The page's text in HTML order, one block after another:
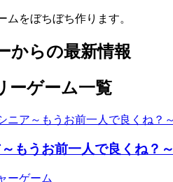
ムをぼちぼち作ります。
からの最新情報
ーゲーム一覧
もうお前一人で良くね？～
ーゲーム